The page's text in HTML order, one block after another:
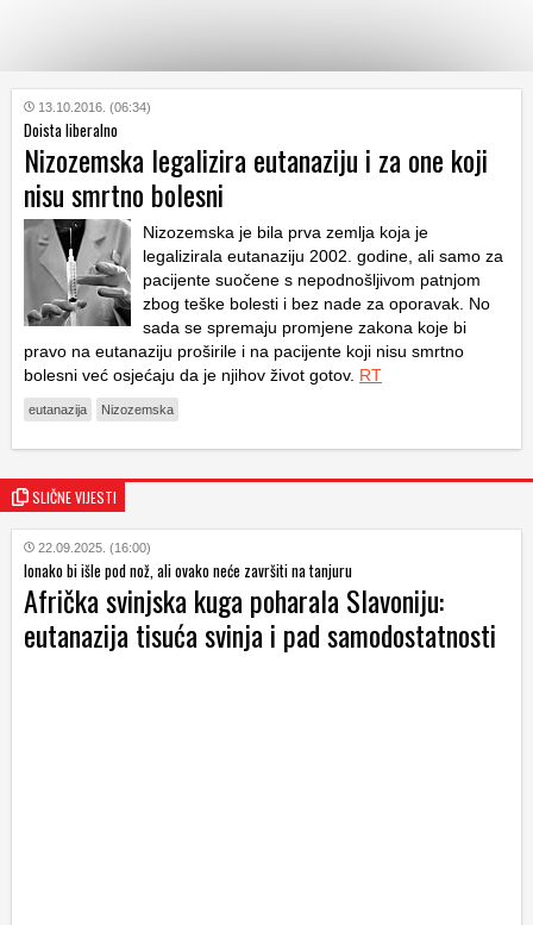
KATEGORIJE
HRVATSKI
WEB
13.10.2016. (06:34)
Doista liberalno
Nizozemska legalizira eutanaziju i za one koji
nisu smrtno bolesni
Nizozemska je bila prva zemlja koja je
legalizirala eutanaziju 2002. godine, ali samo za
pacijente suočene s nepodnošljivom patnjom
zbog teške bolesti i bez nade za oporavak. No
sada se spremaju promjene zakona koje bi
pravo na eutanaziju proširile i na pacijente koji nisu smrtno
bolesni već osjećaju da je njihov život gotov. RT
eutanazija Nizozemska
SLIČNE VIJESTI
22.09.2025. (16:00)
Ionako bi išle pod nož, ali ovako neće završiti na tanjuru
Afrička svinjska kuga poharala Slavoniju:
eutanazija tisuća svinja i pad samodostatnosti